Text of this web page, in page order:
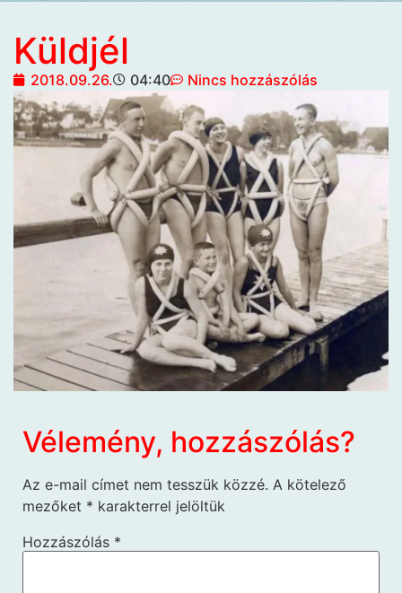
Küldjél
2018.09.26. 04:40 Nincs hozzászólás
Vélemény, hozzászólás?
Az e-mail címet nem tesszük közzé. A kötelező
mezőket * karakterrel jelöltük
Hozzászólás *